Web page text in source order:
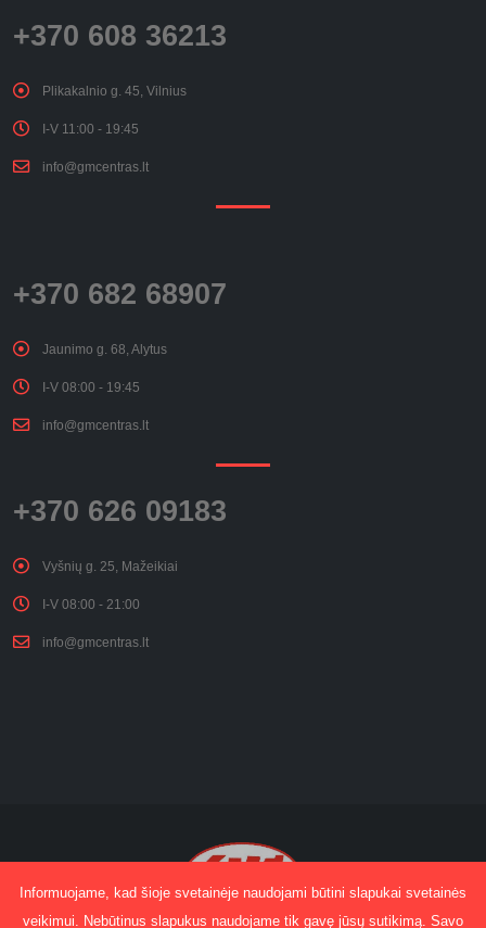
+370 608 36213
Plikakalnio g. 45, Vilnius
I-V 11:00 - 19:45
info@gmcentras.lt
+370 682 68907
Jaunimo g. 68, Alytus
I-V 08:00 - 19:45
info@gmcentras.lt
+370 626 09183
Vyšnių g. 25, Mažeikiai
I-V 08:00 - 21:00
info@gmcentras.lt
Informuojame, kad šioje svetainėje naudojami būtini slapukai svetainės
veikimui. Nebūtinus slapukus naudojame tik gavę jūsų sutikimą. Savo